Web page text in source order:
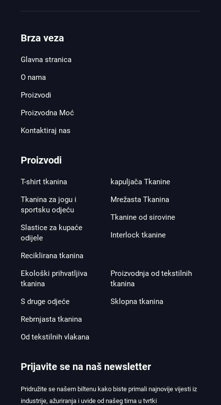
Brza veza
Glavna stranica
O nama
Proizvodi
Proizvodna Moć
Kontaktiraj nas
Proizvodi
T-shirt tkanina
Tkanina za jogu i
sportsku odjeću
Slastice za kupaće
odijele
Reciklirana tkanina
kapuljača Tkanine
Mrežasta Tkanina
Tkanine od sirovine
Interlock tkanine
Ekološki prihvatljiva
tkanina
S druge odjeće
Rebrnjasta tkanina
Od tekstilnih vlakana
Proizvodnja od tekstilnih
tkanina
Sklopna tkanina
Prijavite se na naš newsletter
Pridružite se našem biltenu kako biste primali najnovije vijesti iz
industrije, ažuriranja i uvide od našeg tima u tvrtki